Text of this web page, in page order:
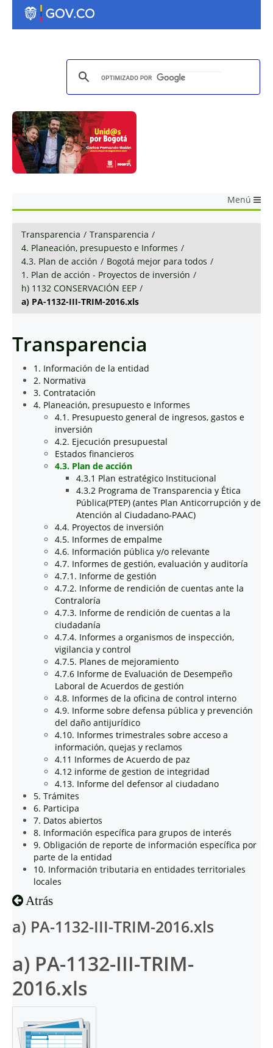
Menú
Transparencia / Transparencia /
4. Planeación, presupuesto e Informes /
4.3. Plan de acción / Bogotá mejor para todos /
1. Plan de acción - Proyectos de inversión /
h) 1132 CONSERVACIÓN EEP /
a) PA-1132-III-TRIM-2016.xls
Transparencia
1. Información de la entidad
2. Normativa
3. Contratación
4. Planeación, presupuesto e Informes
4.1. Presupuesto general de ingresos, gastos e
inversión
4.2. Ejecución presupuestal
Estados financieros
4.3. Plan de acción
4.3.1 Plan estratégico Institucional
4.3.2 Programa de Transparencia y Ética
Pública(PTEP) (antes Plan Anticorrupción y de
Atención al Ciudadano-PAAC)
4.4. Proyectos de inversión
4.5. Informes de empalme
4.6. Información pública y/o relevante
4.7. Informes de gestión, evaluación y auditoría
4.7.1. Informe de gestión
4.7.2. Informe de rendición de cuentas ante la
Contraloría
4.7.3. Informe de rendición de cuentas a la
ciudadanía
4.7.4. Informes a organismos de inspección,
vigilancia y control
4.7.5. Planes de mejoramiento
4.7.6 Informe de Evaluación de Desempeño
Laboral de Acuerdos de gestión
4.8. Informes de la oficina de control interno
4.9. Informe sobre defensa pública y prevención
del daño antijurídico
4.10. Informes trimestrales sobre acceso a
información, quejas y reclamos
4.11 Informes de Acuerdo de paz
4.12 informe de gestion de integridad
4.13. Informe del defensor al ciudadano
5. Trámites
6. Participa
7. Datos abiertos
8. Información específica para grupos de interés
9. Obligación de reporte de información específica por
parte de la entidad
10. Información tributaria en entidades territoriales
locales
Atrás
a) PA-1132-III-TRIM-2016.xls
a) PA-1132-III-TRIM-
2016.xls